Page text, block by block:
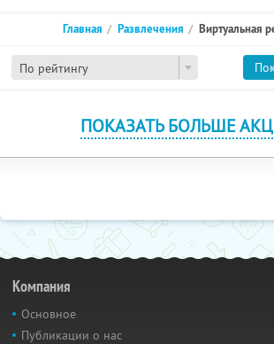
По рейтингу
Главная Развлечения Виртуальная
ПОКАЗАТЬ БОЛЬШЕ
Компания
Основное
Публикации о нас